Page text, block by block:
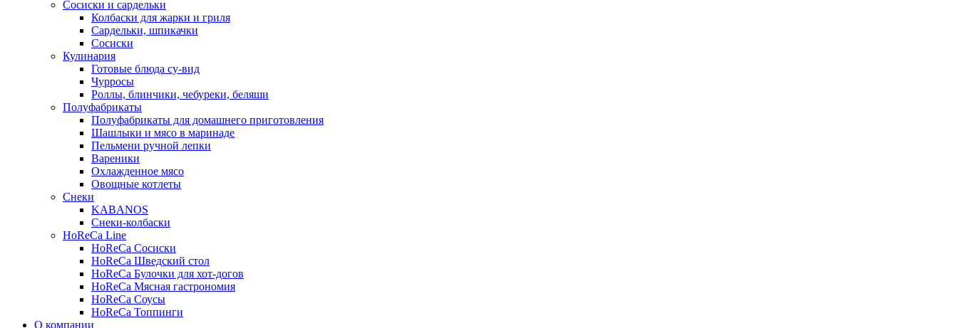
Сосиски и сардельки
Колбаски для жарки и гриля
Сардельки, шпикачки
Сосиски
Кулинария
Готовые блюда су-вид
Чурросы
Роллы, блинчики, чебуреки, беляши
Полуфабрикаты
Полуфабрикаты для домашнего приготовления
Шашлыки и мясо в маринаде
Пельмени ручной лепки
Вареники
Охлажденное мясо
Овощные котлеты
Снеки
KABANOS
Снеки-колбаски
HoReCa Line
HoReCa Сосиски
HoReCa Шведский стол
HoReCa Булочки для хот-догов
HoReCa Мясная гастрономия
HoReCa Соусы
HoReCa Топпинги
О компании